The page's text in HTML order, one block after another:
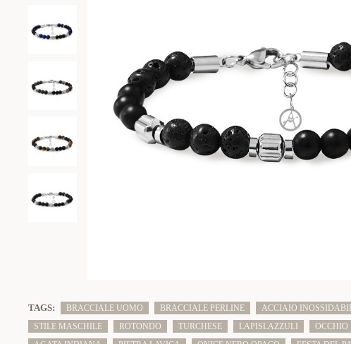
TAGS: BRACCIALE UOMO BRACCIALE PERLINE ACCIAIO
STILE MASCHILE
ROTONDO TURCHESE LAPISLAZZULI
OCCHIO